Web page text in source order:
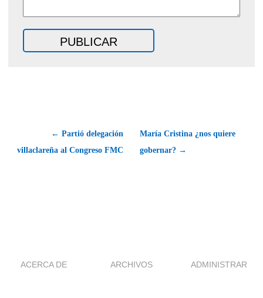
← Partió delegación
villaclareña al Congreso FMC
María Cristina ¿nos quiere
gobernar? →
ACERCA DE ARCHIVOS ADMINISTRAR